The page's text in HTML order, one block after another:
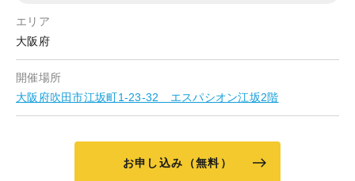
エリア
大阪府
開催場所
大阪府吹田市江坂町1-23-32 エスパシオン江坂2階
お申し込み（無料）